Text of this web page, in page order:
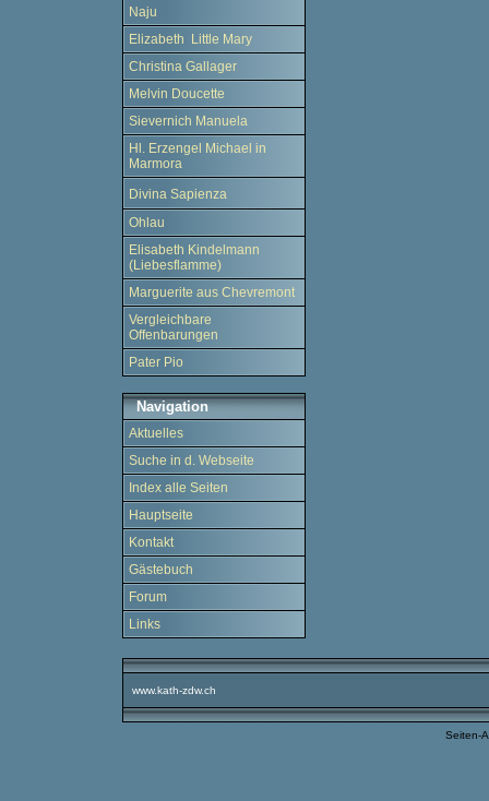
Naju
Elizabeth Little Mary
Christina Gallager
Melvin Doucette
Sievernich Manuela
Hl. Erzengel Michael in
Marmora
Divina Sapienza
Ohlau
Elisabeth Kindelmann
(Liebesflamme)
Marguerite aus Chevremont
Vergleichbare
Offenbarungen
Pater Pio
Navigation
Aktuelles
Suche in d. Webseite
Index alle Seiten
Hauptseite
Kontakt
Gästebuch
Forum
Links
www.kath-zdw.ch
Seiten-